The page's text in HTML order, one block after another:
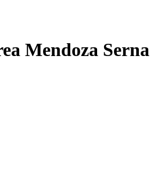
Mendoza Serna